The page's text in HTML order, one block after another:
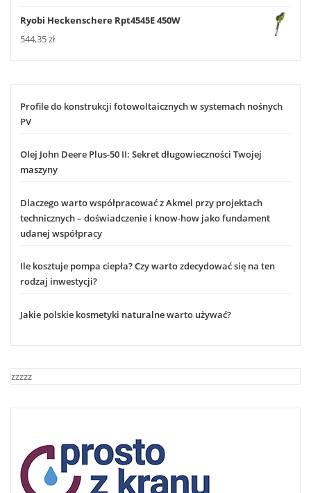
Ryobi Heckenschere Rpt4545E 450W
544,35zł
Profile do konstrukcji fotowoltaicznych w systemach nośnych
PV
Olej John Deere Plus-50 II: Sekret długowieczności Twojej
maszyny
Dlaczego warto współpracować z Akmel przy projektach
technicznych – doświadczenie i know-how jako fundament
udanej współpracy
Ile kosztuje pompa ciepła? Czy warto zdecydować się na ten
rodzaj inwestycji?
Jakie polskie kosmetyki naturalne warto używać?
zzzzz